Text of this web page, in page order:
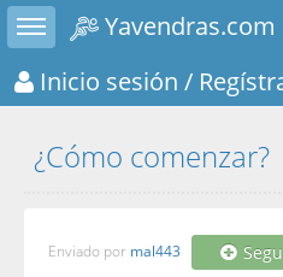
Toggle sidebar
Yavendras.com
Inicio sesión /
¿Cómo comenzar?
Enviado por mal443